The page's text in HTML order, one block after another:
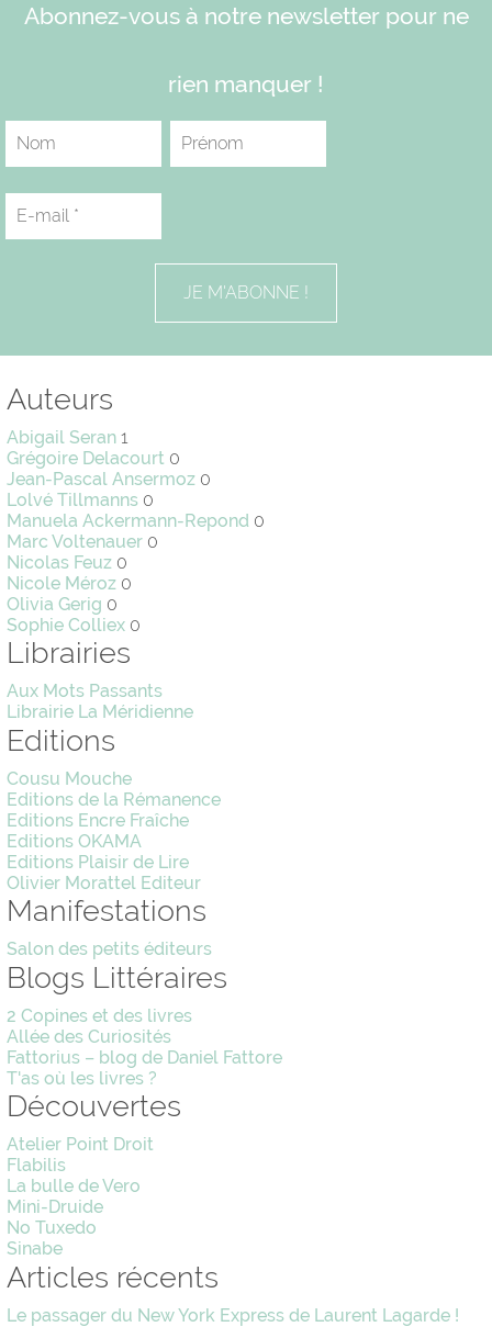
Abonnez-vous à notre newsletter pour ne
rien manquer !
Auteurs
Abigail Seran 1
Grégoire Delacourt 0
Jean-Pascal Ansermoz 0
Lolvé Tillmanns 0
Manuela Ackermann-Repond 0
Marc Voltenauer 0
Nicolas Feuz 0
Nicole Méroz 0
Olivia Gerig 0
Sophie Colliex 0
Librairies
Aux Mots Passants
Librairie La Méridienne
Editions
Cousu Mouche
Editions de la Rémanence
Editions Encre Fraîche
Editions OKAMA
Editions Plaisir de Lire
Olivier Morattel Editeur
Manifestations
Salon des petits éditeurs
Blogs Littéraires
2 Copines et des livres
Allée des Curiosités
Fattorius – blog de Daniel Fattore
T'as où les livres ?
Découvertes
Atelier Point Droit
Flabilis
La bulle de Vero
Mini-Druide
No Tuxedo
Sinabe
Articles récents
Le passager du New York Express de Laurent Lagarde !